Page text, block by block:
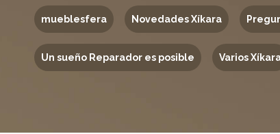
mueblesfera Novedades Xíkara
Un sueño Reparador es posible Varios